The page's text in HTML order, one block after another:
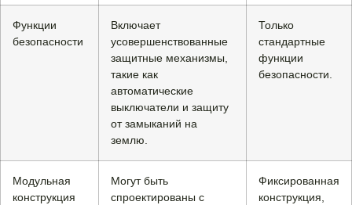
Функции
безопасности
Включает
усовершенствованные
защитные механизмы,
такие как
автоматические
выключатели и защиту
от замыканий на
землю.
Только
стандартные
функции
безопасности.
Модульная
конструкция
Могут быть
спроектированы с
Фиксированная
конструкция,